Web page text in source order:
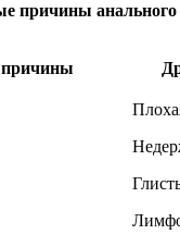
причины анального